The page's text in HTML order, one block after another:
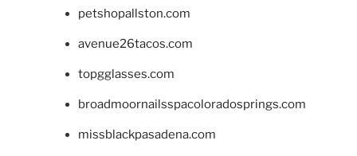
petshopallston.com
avenue26tacos.com
topgglasses.com
broadmoornailsspacoloradosprings.com
missblackpasadena.com